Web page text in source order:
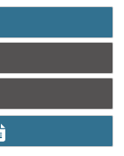
Ratti
Seoul